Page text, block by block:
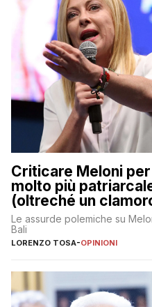
Criticare Meloni
molto più
(oltreché un
Le assurde polemiche su
Bali
LORENZO TOSA-OPINIONI